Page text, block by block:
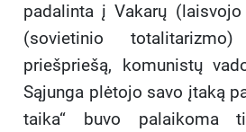
padalinta į Vakarų
(sovietinio
priešpriešą, komunistų
Sąjunga plėtojo savo įtaką
taika“ buvo palaikoma